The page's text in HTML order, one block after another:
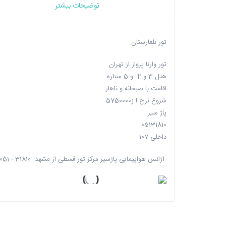
توضیحات بیشتر
تور بلغارستان
تور وارنا پرواز از تهران
هتل 3 و 4 و 5 ستاره
اقامت با صبحانه و ناهار
شروع نرخ ا ز5750000
پاژ سیر
05131810
داخلی 107
آژانس هواپیمایی پاژسیر مرکز تور قسطی از مشهد 31810 - 051